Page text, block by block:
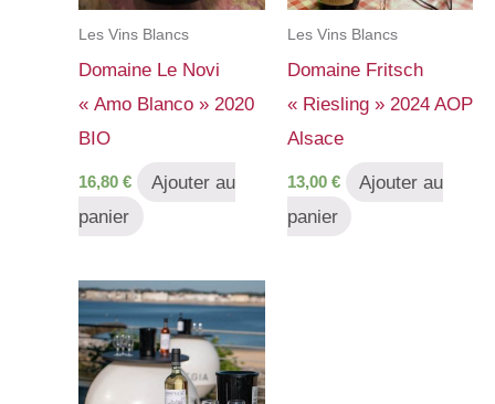
Les Vins Blancs
Domaine Le Novi
« Amo Blanco » 2020
BIO
16,80 €
Ajouter au
panier
Les Vins Blancs
Domaine Fritsch
« Riesling » 2024 AOP
Alsace
13,00 €
Ajouter au
panier